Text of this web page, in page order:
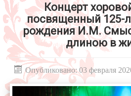
Концерт
посвященный 125-
рождения И.М.
длиною в
Опубликовано: 03 февраля